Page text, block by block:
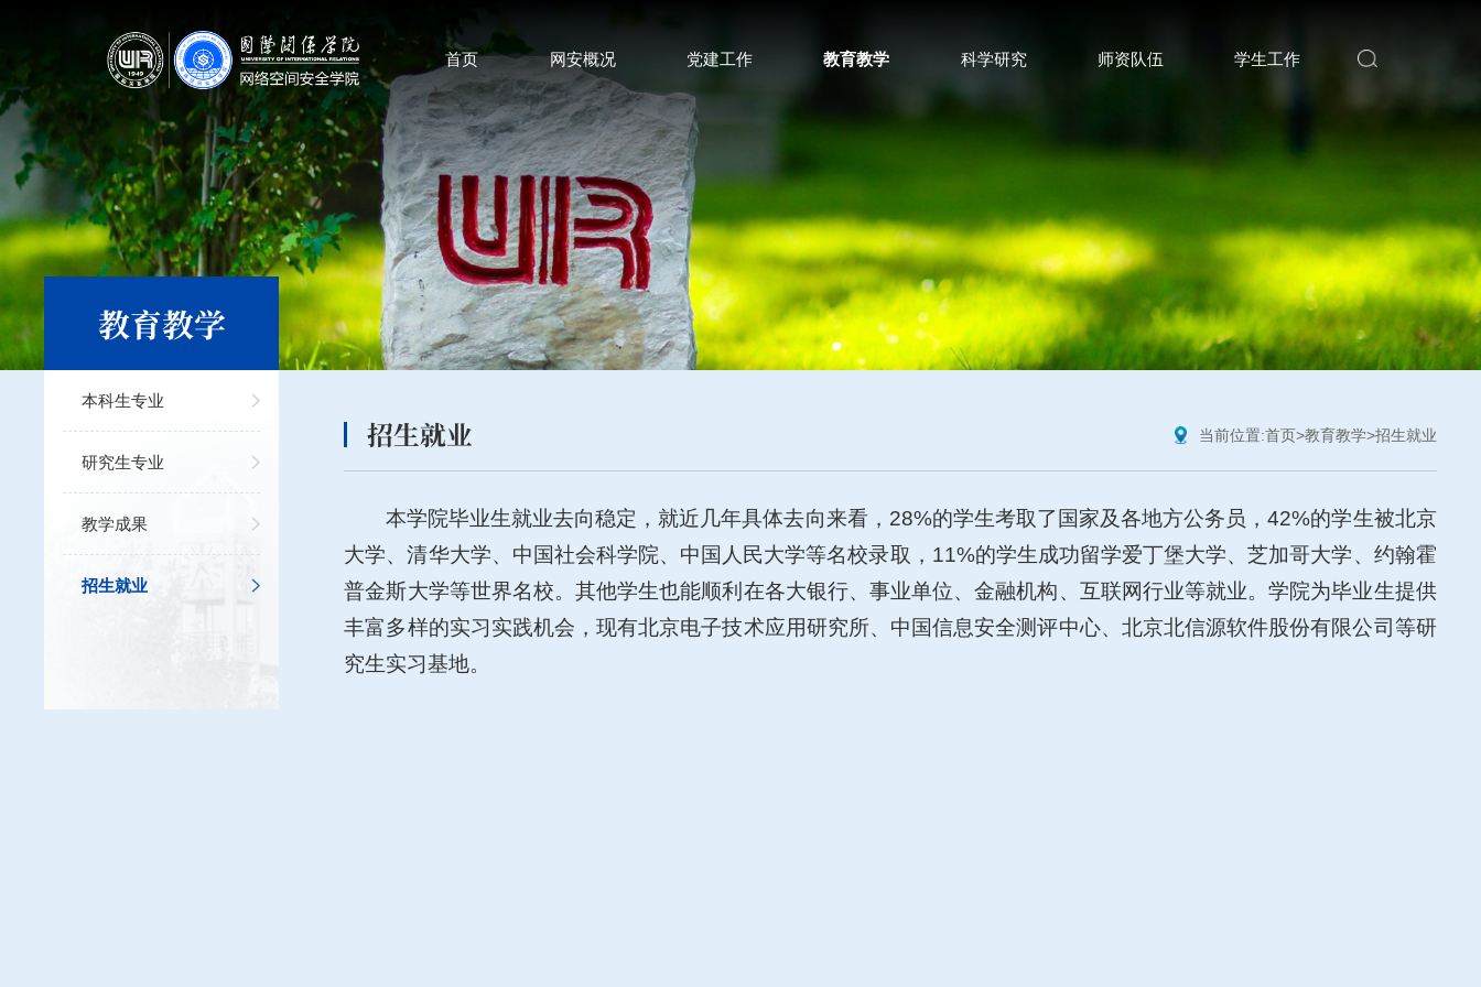
首页 网安概况 党建工作 教育教学 科学研究 师资队伍 学生工作
教育教学
本科生专业
研究生专业
教学成果
招生就业
招生就业 当前位置:首页 >教育教学>招生就业
本学院毕业生就业去向稳定，就近几年具体去向来看，28%的学生考取了国家及各地方公务员，42%的学生被北京
大学、清华大学、中国社会科学院、中国人民大学等名校录取，11%的学生成功留学爱丁堡大学、芝加哥大学、约翰霍
普金斯大学等世界名校。其他学生也能顺利在各大银行、事业单位、金融机构、互联网行业等就业。学院为毕业生提供
丰富多样的实习实践机会，现有北京电子技术应用研究所、中国信息安全测评中心、北京北信源软件股份有限公司等研
究生实习基地。